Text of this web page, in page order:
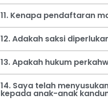
11. Kenapa pendaftaran
12. Adakah saksi
13. Apakah hukum
14. Saya telah
kepada anak-anak